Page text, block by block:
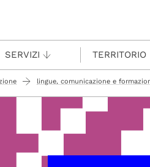
SERVIZI
lingue, comunicazione e